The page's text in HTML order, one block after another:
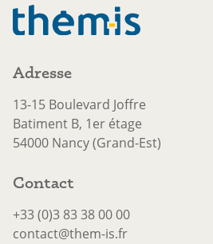
Adresse
13-15 Boulevard Joffre
Batiment B, 1er étage
54000 Nancy (Grand-Est)
Contact
+33 (0)3 83 38 00 00
contact@them-is.fr